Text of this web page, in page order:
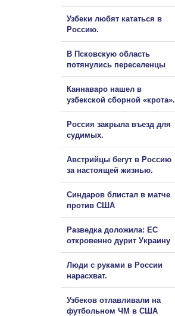
Узбеки любят кататься в
Россию.
В Псковскую область
потянулись переселенцы
Каннаваро нашел в
узбекской сборной «крота».
Россия закрыла въезд для
судимых.
Австрийцы бегут в Россию
за настоящей жизнью.
Синдаров блистал в матче
против США
Разведка доложила: ЕС
откровенно дурит Украину
Люди с руками в России
нарасхват.
Узбеков отлавливали на
футбольном ЧМ в США